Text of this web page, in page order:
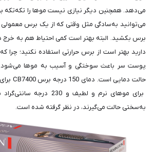
می‌دهد. همچنین دیگر نیازی نیست موها را
می‌توانید به‌سادگی مثل وقتی که از یک برس معمولی
برس بکشید. البته بهتر است کمی احتیاط هم به خرج
دارید بهتر است از برس حرارتی استفاده نکنید؛
پوست سر باعث سوختگی و آسیب به موها
برای موهای نرم و لطیف و
به‌سختی حالت می‌گیرند، در نظر گرفته شده است.